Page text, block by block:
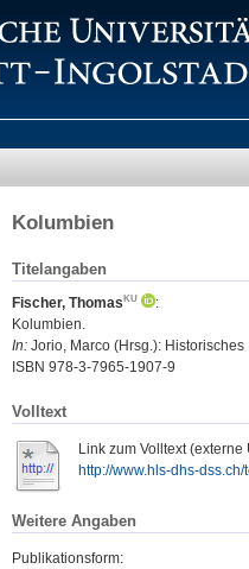
Kolumbien
Titelangaben
Fischer, Thomas
:
Kolumbien.
In: Jorio, Marco (Hrsg.):
ISBN 978-3-7965-1907-9
Volltext
Link zum Volltext (externe
http://www.hls-dhs-
Weitere Angaben
Publikationsform: